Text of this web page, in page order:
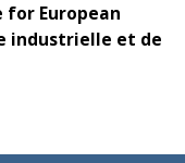
for European
industrielle et de